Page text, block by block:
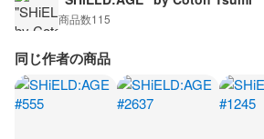
商品数115
同じ作者の商品